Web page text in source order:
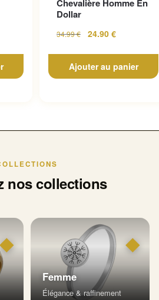
Chevalière Homme En
Dollar
34.99€ 24.90 €
Ajouter au panier
nos collections
◆ ◆
Femme
Élégance & raffinement